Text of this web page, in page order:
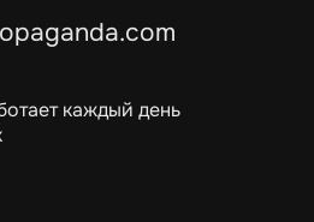
каждый день